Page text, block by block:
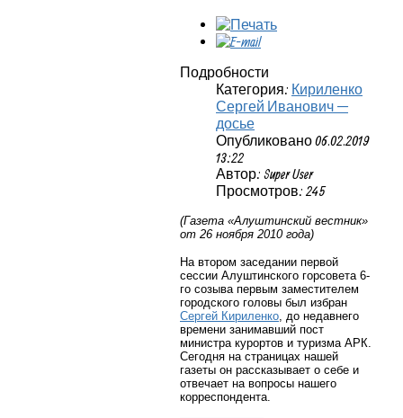
Подробности
Категория: Кириленко
Сергей Иванович —
досье
Опубликовано 06.02.2019
13:22
Автор: Super User
Просмотров: 245
(Газета «Алуштинский вестник»
от 26 ноября 2010 года)
На втором заседании первой
сессии Алуштинского горсовета 6-
го созыва первым заместителем
городского головы был избран
Сергей Кириленко, до недавнего
времени занимавший пост
министра курортов и туризма АРК.
Сегодня на страницах нашей
газеты он рассказывает о себе и
отвечает на вопросы нашего
корреспондента.